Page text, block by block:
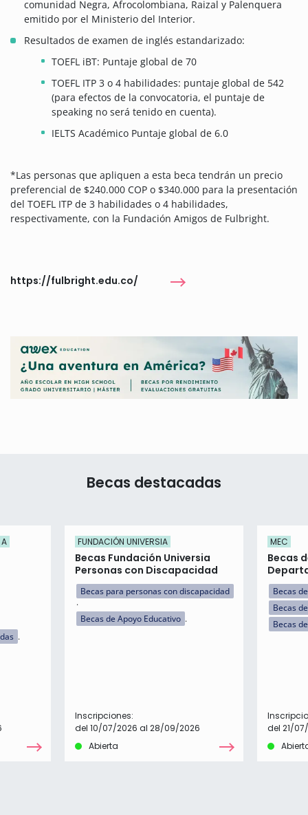
comunidad Negra, Afrocolombiana, Raizal y Palenquera
emitido por el Ministerio del Interior.
Resultados de examen de inglés estandarizado:
TOEFL iBT: Puntaje global de 70
TOEFL ITP 3 o 4 habilidades: puntaje global de 542
(para efectos de la convocatoria, el puntaje de
speaking no será tenido en cuenta).
IELTS Académico Puntaje global de 6.0
*Las personas que apliquen a esta beca tendrán un precio
preferencial de $240.000 COP o $340.000 para la presentación
del TOEFL ITP de 3 habilidades o 4 habilidades,
respectivamente, con la Fundación Amigos de Fulbright.
https://fulbright.edu.co/
Becas destacadas
FUNDACIÓN UNIVERSIA
Becas Fundación Universia
Personas con Discapacidad
Becas para personas con discapacidad
Becas de Apoyo Educativo
Inscripciones:
del 10/07/2026 al 28/09/2026
Abierta
MEC
Becas
Becas
Becas
Becas
del 21/